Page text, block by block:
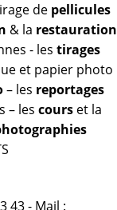
de pellicules
& la restauration
- les tirages
et papier photo
– les reportages
– les cours et la
43 - Mail :